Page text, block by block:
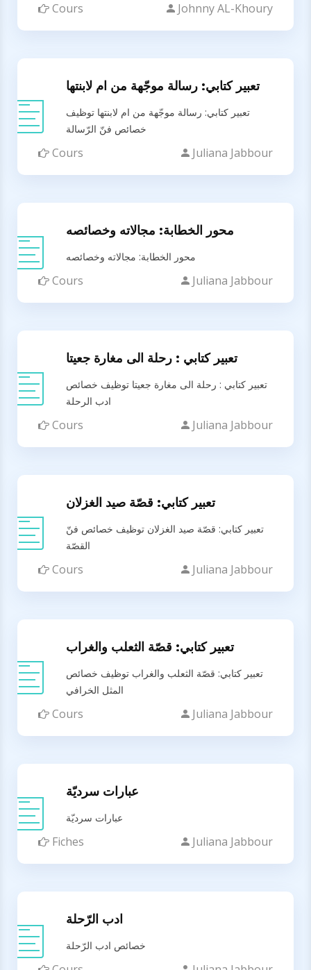
Cours Johnny AL-Khoury
تعبير كتابي: رسالة موجّهة من ام لابنتها
تعبير كتابي: رسالة موجّهة من ام لابنتها توظيف
خصائص فنّ الرّسالة
Cours Juliana Jabbour
محور الخطابة: مجالاته وخصائصه
محور الخطابة: مجالاته وخصائصه
Cours Juliana Jabbour
تعبير كتابي : رحلة الى مغارة جعيتا
تعبير كتابي : رحلة الى مغارة جعيتا توظيف خصائص
ادب الرحلة
Cours Juliana Jabbour
تعبير كتابي: قصّة صيد الغزلان
تعبير كتابي: قصّة صيد الغزلان توظيف خصائص فنّ
القصّة
Cours Juliana Jabbour
تعبير كتابي: قصّة الثعلب والغراب
تعبير كتابي: قصّة الثعلب والغراب توظيف خصائص
المثل الخرافي
Cours Juliana Jabbour
عبارات سرديّة
عبارات سرديّة
Fiches Juliana Jabbour
ادب الرّحلة
خصائص ادب الرّحلة